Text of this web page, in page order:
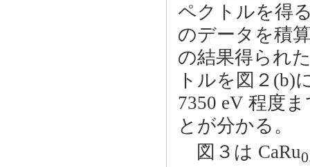
ペクトルを得
のデータを積
の結果得られ
トルを図２(b)
7350 eV 程度
とが分かる。
図３は CaRu